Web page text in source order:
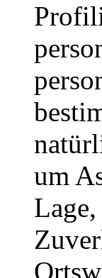
um